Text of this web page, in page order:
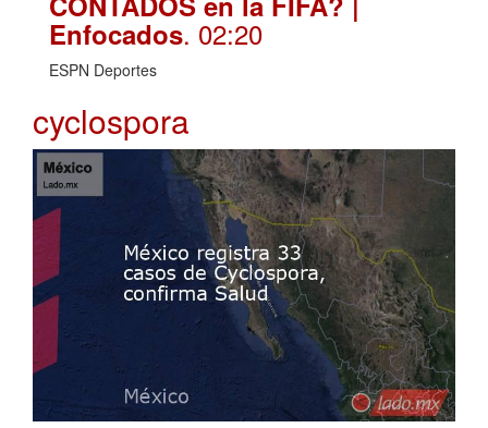
Enfocados. 02:20
ESPN Deportes
cyclospora